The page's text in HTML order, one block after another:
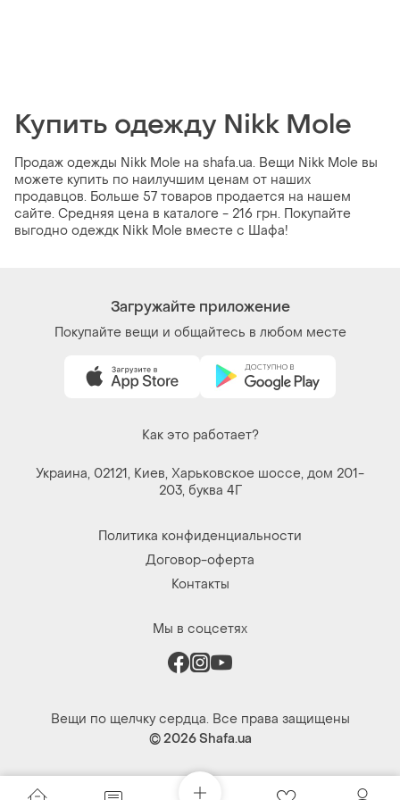
Купить одежду Nikk Mole
Продаж одежды Nikk Mole на shafa.ua. Вещи Nikk Mole вы
можете купить по наилучшим ценам от наших
продавцов. Больше 57 товаров продается на нашем
сайте. Средняя цена в каталоге - 216 грн. Покупайте
выгодно одеждк Nikk Mole вместе с Шафа!
Загружайте приложение
Покупайте вещи и общайтесь в любом месте
Как это работает?
Украина, 02121, Киев, Харьковское шоссе, дом 201-
203, буква 4Г
Политика конфиденциальности
Договор-оферта
Контакты
Мы в соцсетях
Вещи по щелчку сердца. Все права защищены
© 2026Shafa.ua